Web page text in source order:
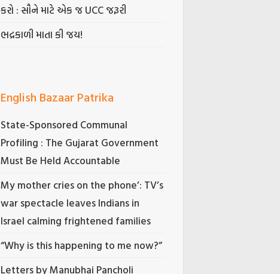
કરો : સૌને માટે એક જ UCC જરૂરી
ભદ્રકાળી માતા કી જય!
English Bazaar Patrika
State-Sponsored Communal
Profiling : The Gujarat Government
Must Be Held Accountable
My mother cries on the phone’: TV’s
war spectacle leaves Indians in
Israel calming frightened families
“Why is this happening to me now?”
Letters by Manubhai Pancholi